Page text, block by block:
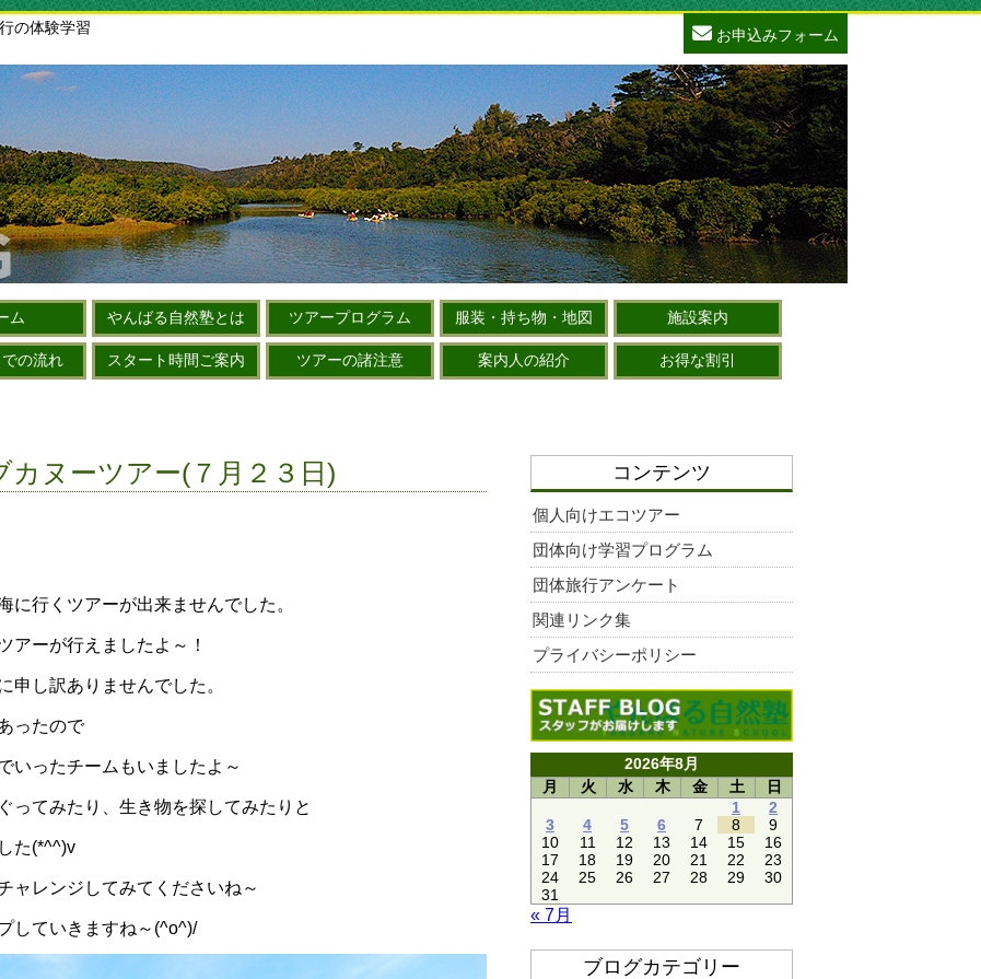
の体験学習 お申込みフォーム
ム やんばる自然塾とは ツアープログラム 服装・持ち物・地図 施設案内
の流れ スタート時間ご案内 ツアーの諸注意 案内人の紹介 お得な割引
カヌーツアー(７月２３日)
行くツアーが出来ませんでした。
アーが行えましたよ～！
申し訳ありませんでした。
ったので
いったチームもいましたよ～
ってみたり、生き物を探してみたりと
た(*^^)v
ャレンジしてみてくださいね～
していきますね～(^o^)/
コンテンツ
個人向けエコツアー
団体向け学習プログラム
団体旅行アンケート
関連リンク集
プライバシーポリシー
2026年8月
月
火 水 木 金 土
日
1
2
3
4 5 6 7 8
9
10
11 12 13 14 15
16
17
18 19 20 21 22
23
24
25 26 27 28 29
30
31
« 7月
ブログカテゴリー